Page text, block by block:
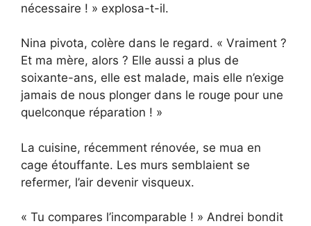
nécessaire ! » explosa-t-il.
Nina pivota, colère dans le regard. « Vraiment ?
Et ma mère, alors ? Elle aussi a plus de
soixante-ans, elle est malade, mais elle n’exige
jamais de nous plonger dans le rouge pour une
quelconque réparation ! »
La cuisine, récemment rénovée, se mua en
cage étouffante. Les murs semblaient se
refermer, l’air devenir visqueux.
« Tu compares l’incomparable ! » Andrei bondit